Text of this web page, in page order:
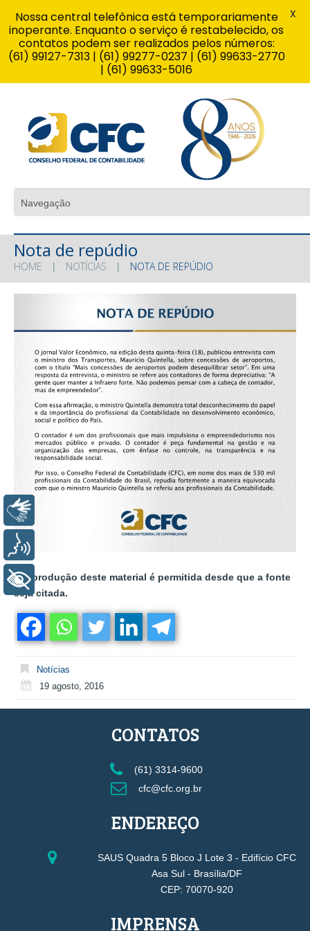
Nota de repúdio
HOME NOTÍCIAS NOTA DE REPÚDIO
A reprodução deste material é permitida desde que a fonte
seja citada.
Notícias
19 agosto, 2016
CONTATOS
(61) 3314-9600
cfc@cfc.org.br
ENDEREÇO
SAUS Quadra 5 Bloco J Lote 3 - Edifício CFC
Asa Sul - Brasília/DF
CEP: 70070-920
IMPRENSA
Nossa central telefônica está temporariamente
inoperante. Enquanto o serviço é restabelecido, os
contatos podem ser realizados pelos números:
(61) 99127-7313 | (61) 99277-0237 | (61) 99633-2770
| (61) 99633-5016
X
+ Acessibilidade